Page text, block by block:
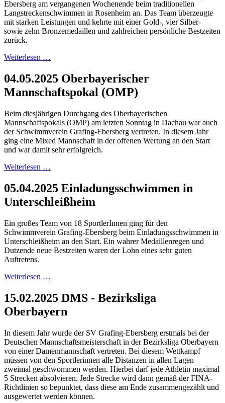
Ebersberg am vergangenen Wochenende beim traditionellen
Langstreckenschwimmen in Rosenheim an. Das Team überzeugte
mit starken Leistungen und kehrte mit einer Gold-, vier Silber-
sowie zehn Bronzemedaillen und zahlreichen persönliche Bestzeiten
zurück.
Weiterlesen …
04.05.2025 Oberbayerischer
Mannschaftspokal (OMP)
Beim diesjährigen Durchgang des Oberbayerischen
Mannschaftspokals (OMP) am letzten Sonntag in Dachau war auch
der Schwimmverein Grafing-Ebersberg vertreten. In diesem Jahr
ging eine Mixed Mannschaft in der offenen Wertung an den Start
und war damit sehr erfolgreich.
Weiterlesen …
05.04.2025 Einladungsschwimmen in
Unterschleißheim
Ein großes Team von 18 SportlerInnen ging für den
Schwimmverein Grafing-Ebersberg beim Einladungsschwimmen in
Unterschleißheim an den Start. Ein wahrer Medaillenregen und
Dutzende neue Bestzeiten waren der Lohn eines sehr guten
Auftretens.
Weiterlesen …
15.02.2025 DMS - Bezirksliga
Oberbayern
In diesem Jahr wurde der SV Grafing-Ebersberg erstmals bei der
Deutschen Mannschaftsmeisterschaft in der Bezirksliga Oberbayern
von einer Damenmannschaft vertreten. Bei diesem Wettkampf
müssen von den Sportlerinnen alle Distanzen in allen Lagen
zweimal geschwommen werden. Hierbei darf jede Athletin maximal
5 Strecken absolvieren. Jede Strecke wird dann gemäß der FINA-
Richtlinien so bepunktet, dass diese am Ende zusammengezählt und
ausgewertet werden können.